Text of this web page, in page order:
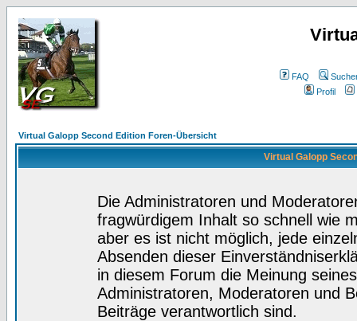
FAQ
Profil
Virtual Galopp Second Edition Foren-Übersicht
Virtual Galopp
Die Administratoren und
fragwürdigem Inhalt so schnell wie
aber es ist nicht möglich, jede
Absenden dieser
in diesem Forum die Meinung
Administratoren, Moderatoren und
Beiträge verantwortlich sind.